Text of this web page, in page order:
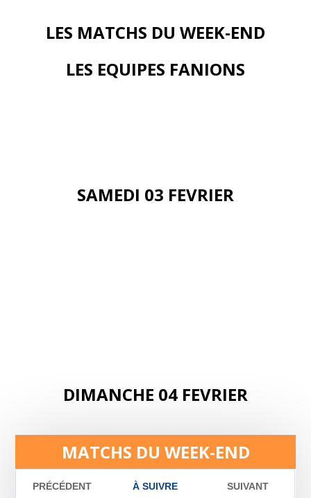
LES MATCHS DU WEEK-END
LES EQUIPES FANIONS
SAMEDI 03 FEVRIER
DIMANCHE 04 FEVRIER
MATCHS DU WEEK-END